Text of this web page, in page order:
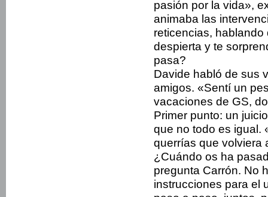
pasión por la vida»,
animaba las
reticencias,
despierta y te
pasa?
Davide habló de sus
amigos. «Sentí un
vacaciones de GS,
Primer punto: un
que no todo es igual.
querrías que volviera
¿Cuándo os ha
pregunta Carrón. No
instrucciones para el